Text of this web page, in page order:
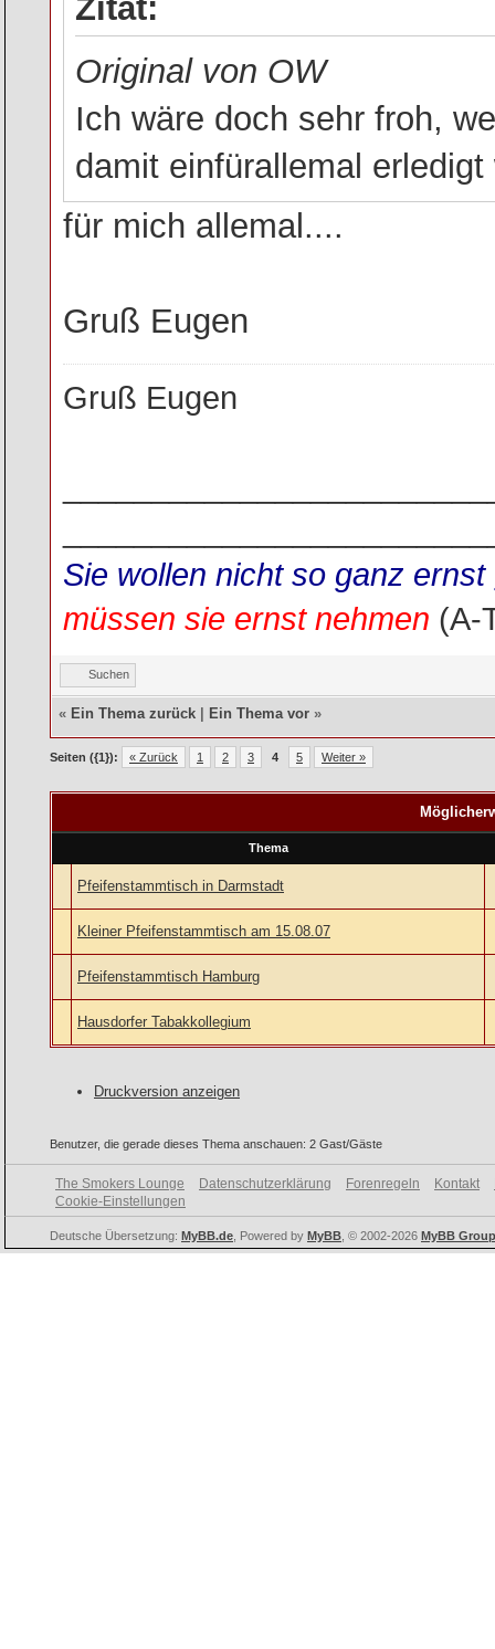
Zitat:
Original von OW
Ich wäre doch sehr froh,
damit einfürallemal erledigt
für mich allemal....
Gruß Eugen
Gruß Eugen
Sie wollen nicht so ganz
müssen sie ernst nehmen (A-
Suchen
« Ein Thema zurück Ein Thema vor »
Seiten ({1}): « Zurück 1 2 3 4 5 Weiter »
Thema
Pfeifenstammtisch in Darmstadt
Kleiner Pfeifenstammtisch am 15.08.07
Pfeifenstammtisch Hamburg
Hausdorfer Tabakkollegium
Druckversion anzeigen
Benutzer, die gerade dieses Thema anschauen: 2 Gast/Gäste
The Smokers Lounge Datenschutzerklärung Forenregeln Kontakt
Cookie-Einstellungen
Deutsche Übersetzung: MyBB.de , Powered by MyBB , © 2002-2026 MyBB Group